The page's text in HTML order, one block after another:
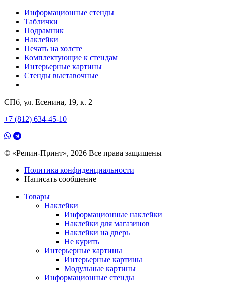
Информационные стенды
Таблички
Подрамник
Наклейки
Печать на холсте
Комплектующие к стендам
Интерьерные картины
Стенды выставочные
СПб, ул. Есенина, 19, к. 2
+7 (812) 634-45-10
© «Репин-Принт», 2026 Все права защищены
Политика конфиденциальности
Написать сообщение
Товары
Наклейки
Информационные наклейки
Наклейки для магазинов
Наклейки на дверь
Не курить
Интерьерные картины
Интерьерные картины
Модульные картины
Информационные стенды